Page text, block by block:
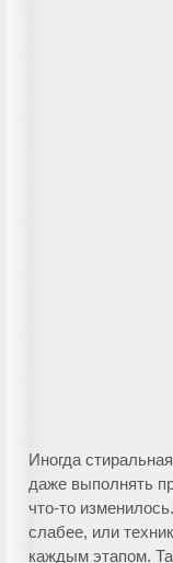
Иногда
даже выполнять
что-то
слабее, или
каждым этапом.